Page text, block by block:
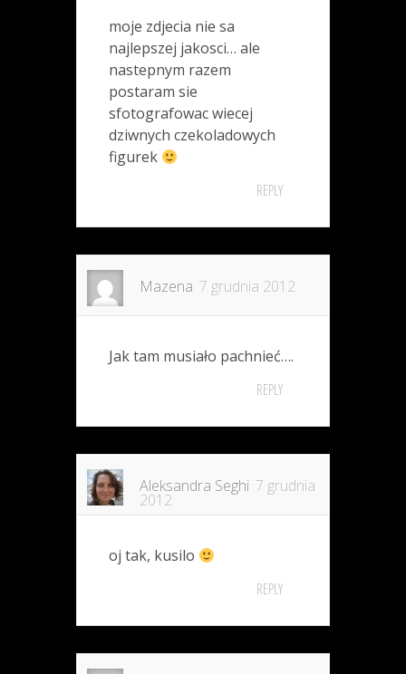
moje zdjecia nie sa
najlepszej jakosci… ale
nastepnym razem
postaram sie
sfotografowac wiecej
dziwnych czekoladowych
figurek
REPLY
Mazena 7 grudnia 2012
Jak tam musiało pachnieć….
REPLY
Aleksandra Seghi 7 grudnia
2012
oj tak, kusilo
REPLY